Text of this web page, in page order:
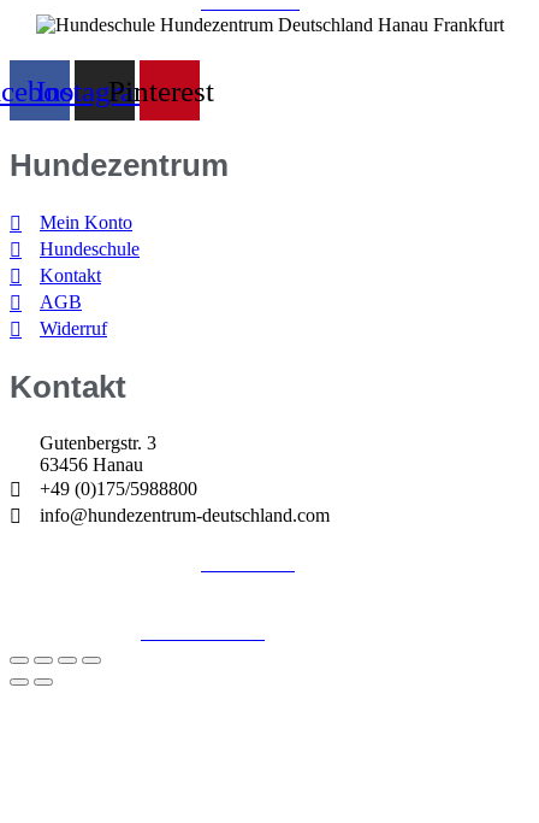
InstagramPinterest
Hundezentrum
Mein Konto
Hundeschule
Kontakt
AGB
Widerruf
Kontakt
Gutenbergstr. 3
63456 Hanau
+49 (0)175/5988800
info@hundezentrum-deutschland.com